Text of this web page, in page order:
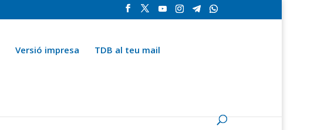
Versió impresa TDB al teu mail